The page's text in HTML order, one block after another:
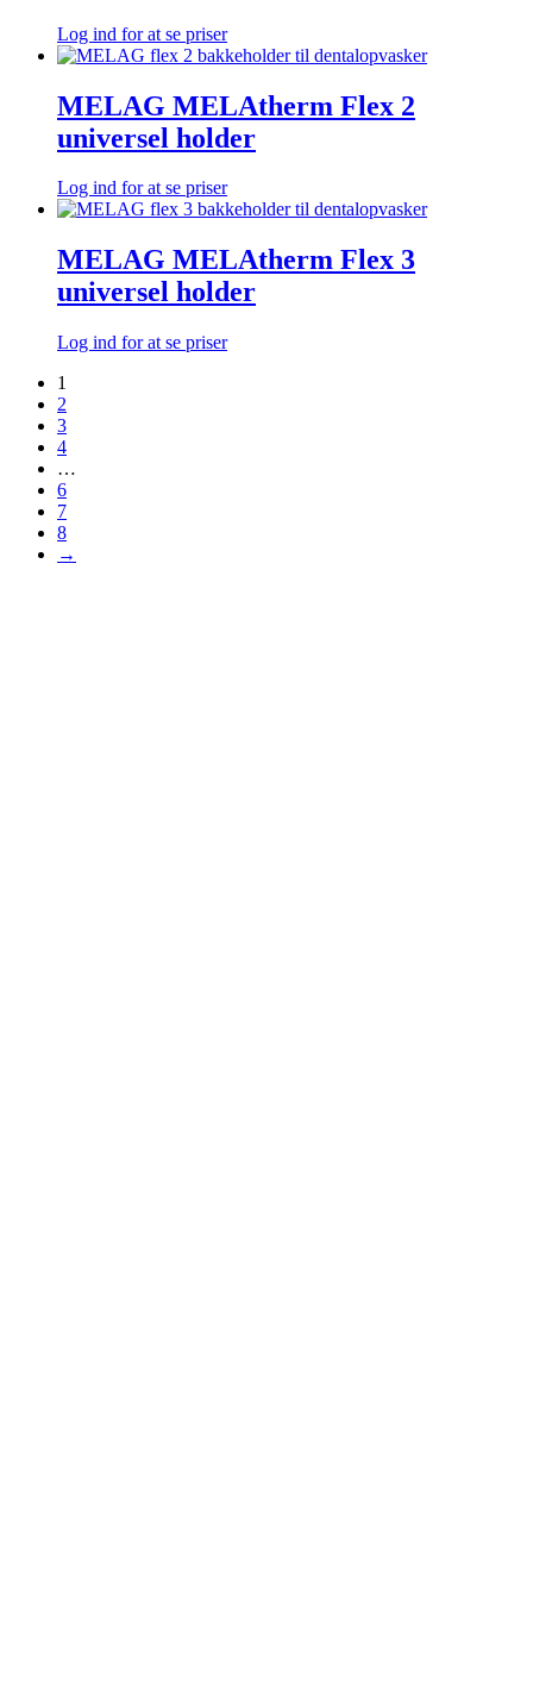
Log ind for at se priser
MELAG MELAtherm Flex 2
universel holder
Log ind for at se priser
MELAG MELAtherm Flex 3
universel holder
Log ind for at se priser
1
2
3
4
…
6
7
8
→